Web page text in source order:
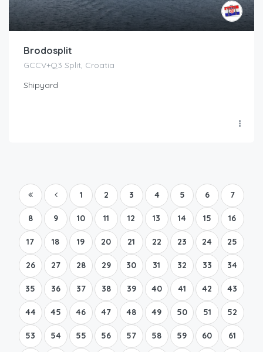
Brodosplit
GCCV+Q3 Split, Croatia
Shipyard
1 2 3 4 5 6 7
8 9 10 11 12 13 14 15 16
17 18 19 20 21 22 23 24 25
26 27 28 29 30 31 32 33 34
35 36 37 38 39 40 41 42 43
44 45 46 47 48 49 50 51 52
53 54 55 56 57 58 59 60 61